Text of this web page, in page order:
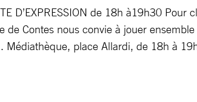
D’EXPRESSION de 18h à19h30
de Contes nous convie à jouer
Médiathèque, place Allardi, de 18h à